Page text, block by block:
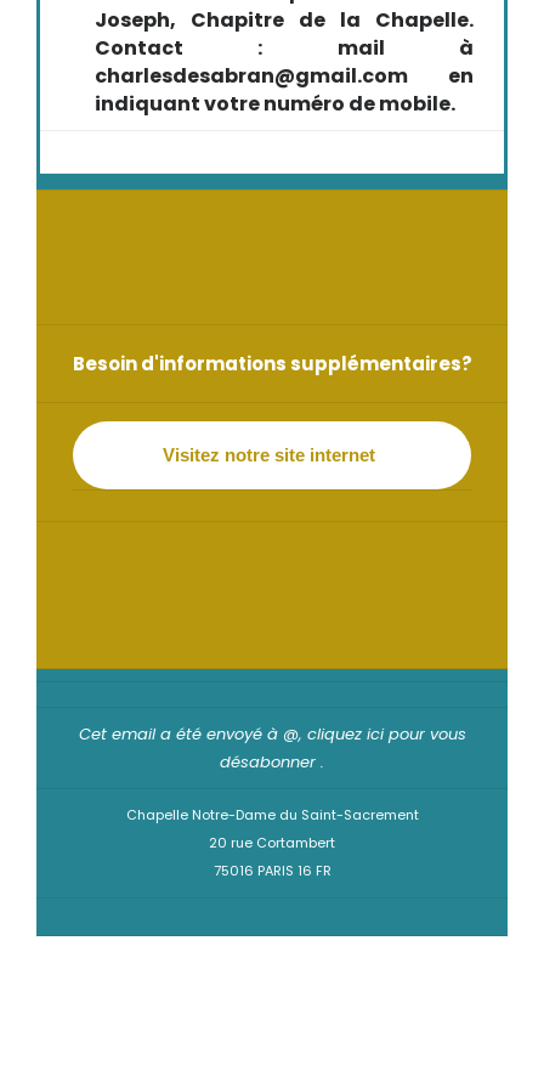
Joseph, Chapitre de la Chapelle.
Contact : mail à
charlesdesabran@gmail.com en
indiquant votre numéro de mobile.
Besoin d'informations supplémentaires?
Visitez notre site internet
Cet email a été envoyé à @, cliquez ici pour vous
désabonner .
Chapelle Notre-Dame du Saint-Sacrement
20 rue Cortambert
75016 PARIS 16 FR